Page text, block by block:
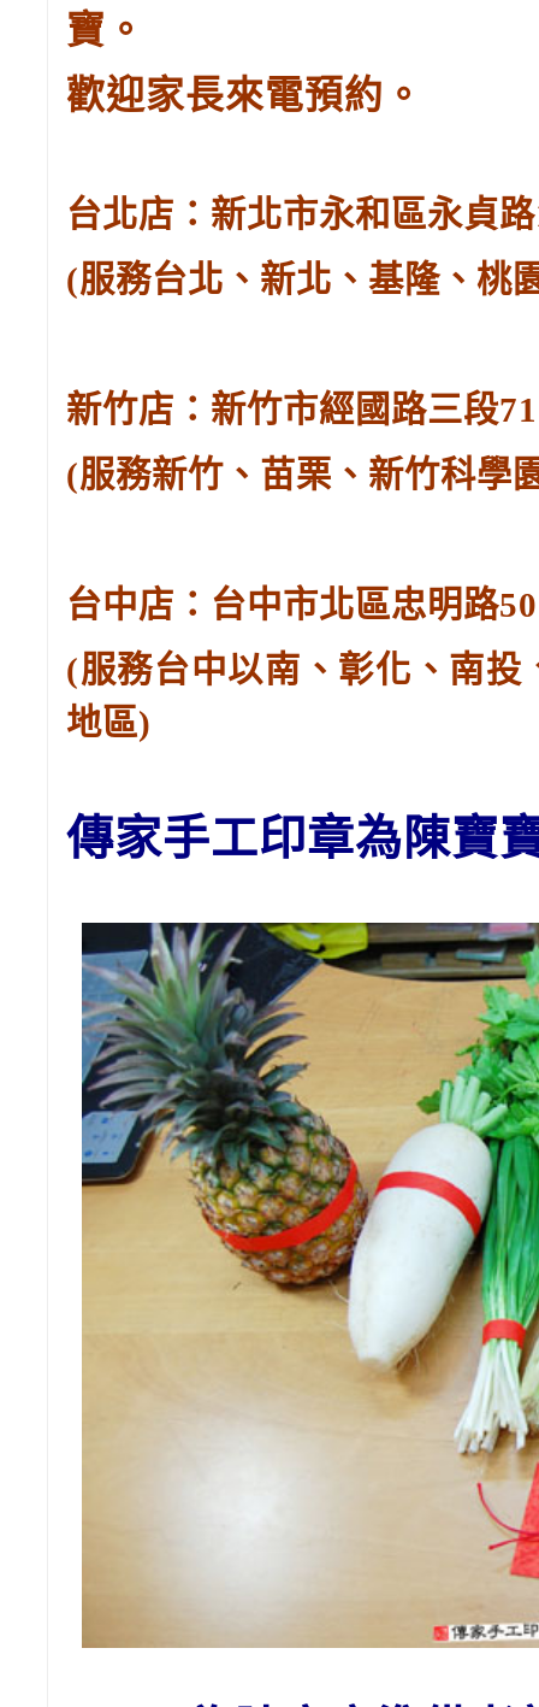
寶。
歡迎家長來電預約。
台北店：新北市永和區永貞
(服務台北、新北、基隆、桃
新竹店：新竹市經國路三段
(服務新竹、苗栗、新竹科學
台中店：台中市北區忠明路
(服務台中以南、彰化、南
地區)
傳家手工印章為陳寶